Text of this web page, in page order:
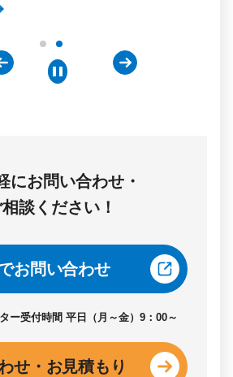
にお問い合わせ・
談ください！
お問い合わせ
ー受付時間 平日（月～金）9：00～
せ・お見積もり